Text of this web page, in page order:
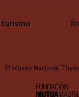
turismo
El Museo Nacional